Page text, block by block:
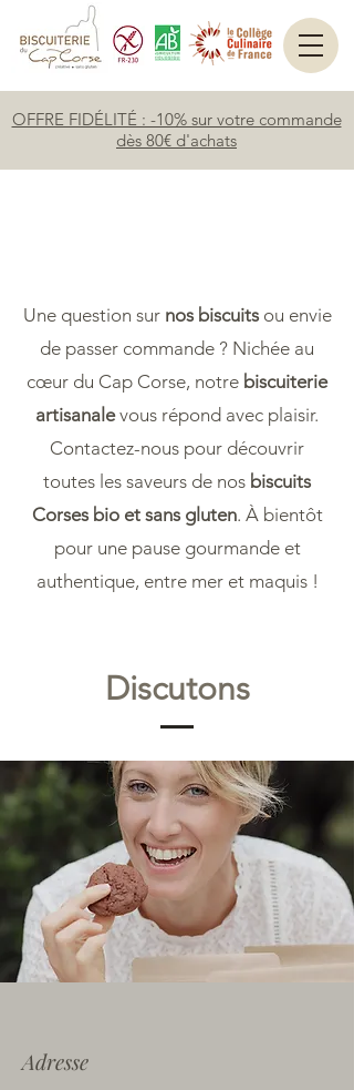
OFFRE FIDÉLITÉ : -10% sur votre commande
dès 80€ d'achats
Une question sur nos biscuits ou envie
de passer commande ? Nichée au
cœur du Cap Corse, notre biscuiterie
artisanalevous répond avec plaisir.
Contactez-nous pour découvrir
toutes les saveurs de nos biscuits
Corses bio et sans gluten. À bientôt
pour une pause gourmande et
authentique, entre mer et maquis !
Discutons
Adresse